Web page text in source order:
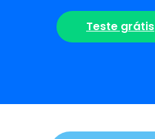
Teste grátis